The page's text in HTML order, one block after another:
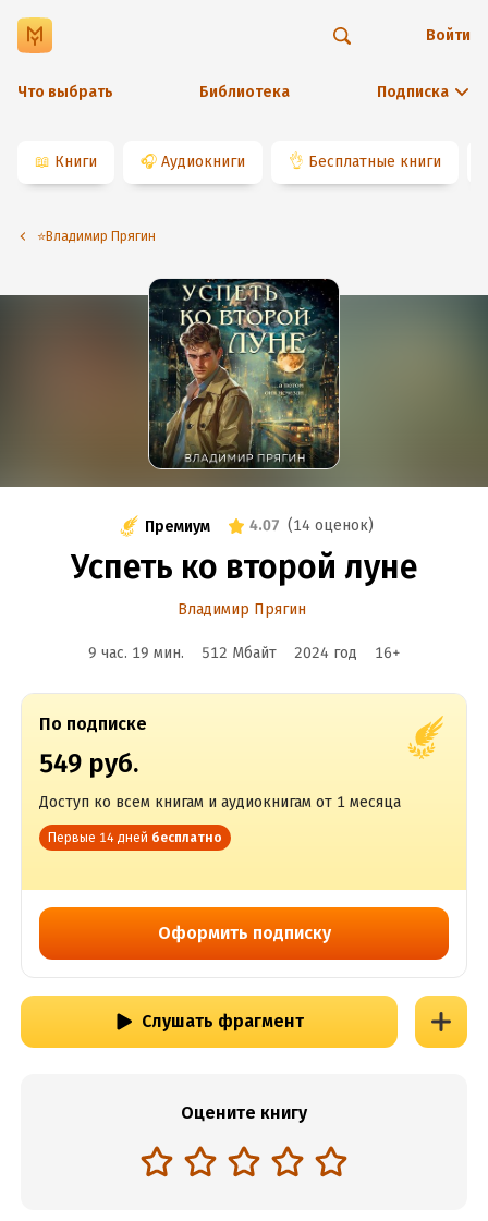
Что выбрать Библиотека Подписка
Войти
📖 Книги 🎧 Аудиокниги 👌 Бесплатные книги
⭐️Владимир Прягин
Премиум 4.07 (14 оценок)
Успеть ко второй луне
Владимир Прягин
9 час. 19 мин. 512 Мбайт 2024 год 16+
По подписке
549 руб.
Доступ ко всем книгам и аудиокнигам от 1 месяца
Первые 14 дней бесплатно
Оформить подписку
Слушать фрагмент
Оцените книгу